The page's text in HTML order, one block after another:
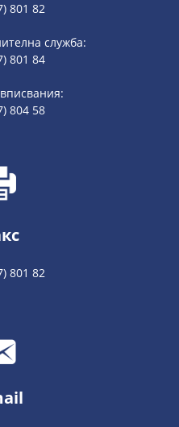
801 82
служба:
801 84
804 58
801 82